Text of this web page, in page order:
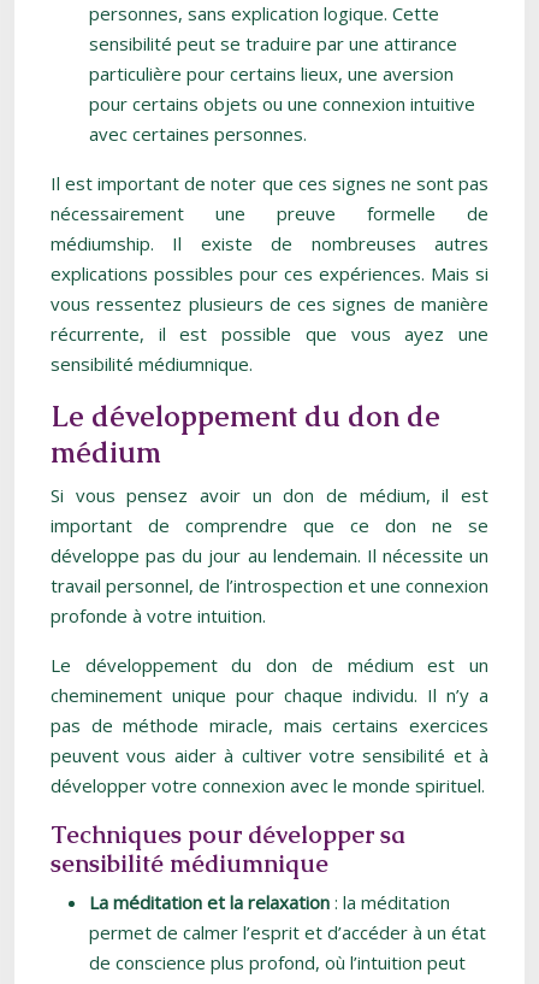
personnes, sans explication logique. Cette
sensibilité peut se traduire par une attirance
particulière pour certains lieux, une aversion
pour certains objets ou une connexion intuitive
avec certaines personnes.
Il est important de noter que ces signes ne sont pas
nécessairement une preuve formelle de
médiumship. Il existe de nombreuses autres
explications possibles pour ces expériences. Mais si
vous ressentez plusieurs de ces signes de manière
récurrente, il est possible que vous ayez une
sensibilité médiumnique.
Le développement du don de
médium
Si vous pensez avoir un don de médium, il est
important de comprendre que ce don ne se
développe pas du jour au lendemain. Il nécessite un
travail personnel, de l’introspection et une connexion
profonde à votre intuition.
Le développement du don de médium est un
cheminement unique pour chaque individu. Il n’y a
pas de méthode miracle, mais certains exercices
peuvent vous aider à cultiver votre sensibilité et à
développer votre connexion avec le monde spirituel.
Techniques pour développer sa
sensibilité médiumnique
La méditation et la relaxation : la méditation
permet de calmer l’esprit et d’accéder à un état
de conscience plus profond, où l’intuition peut